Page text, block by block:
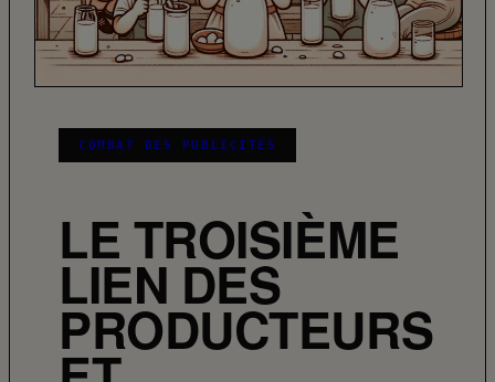
COMBAT DES PUBLICITÉS
LE TROISIÈME
LIEN DES
PRODUCTEURS